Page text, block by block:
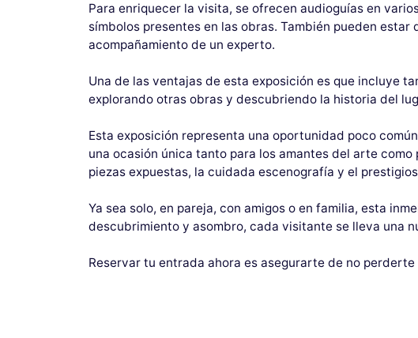
Para enriquecer la visita, se ofrecen audioguías en
símbolos presentes en las obras. También pueden
acompañamiento de un experto.
Una de las ventajas de esta exposición es que incluye
explorando otras obras y descubriendo la historia del
Esta exposición representa una oportunidad poco
una ocasión única tanto para los amantes del arte
piezas expuestas, la cuidada escenografía y el
Ya sea solo, en pareja, con amigos o en familia, esta
descubrimiento y asombro, cada visitante se lleva una
Reservar tu entrada ahora es asegurarte de no